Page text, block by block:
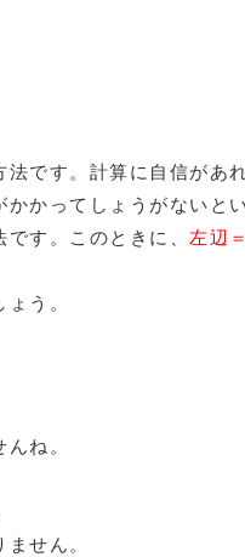
法です。計算に自信があ
かってしょうがないと
です。このときに、 左辺
う。
ね。
せん。